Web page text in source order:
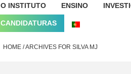
O INSTITUTO ENSINO
CANDIDATURAS
HOME /ARCHIVES FOR SILVA MJ